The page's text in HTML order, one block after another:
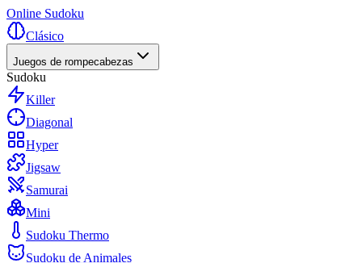
Online Sudoku
Clásico
Juegos de rompecabezas
Sudoku
Killer
Diagonal
Hyper
Jigsaw
Samurai
Mini
Sudoku Thermo
Sudoku de Animales